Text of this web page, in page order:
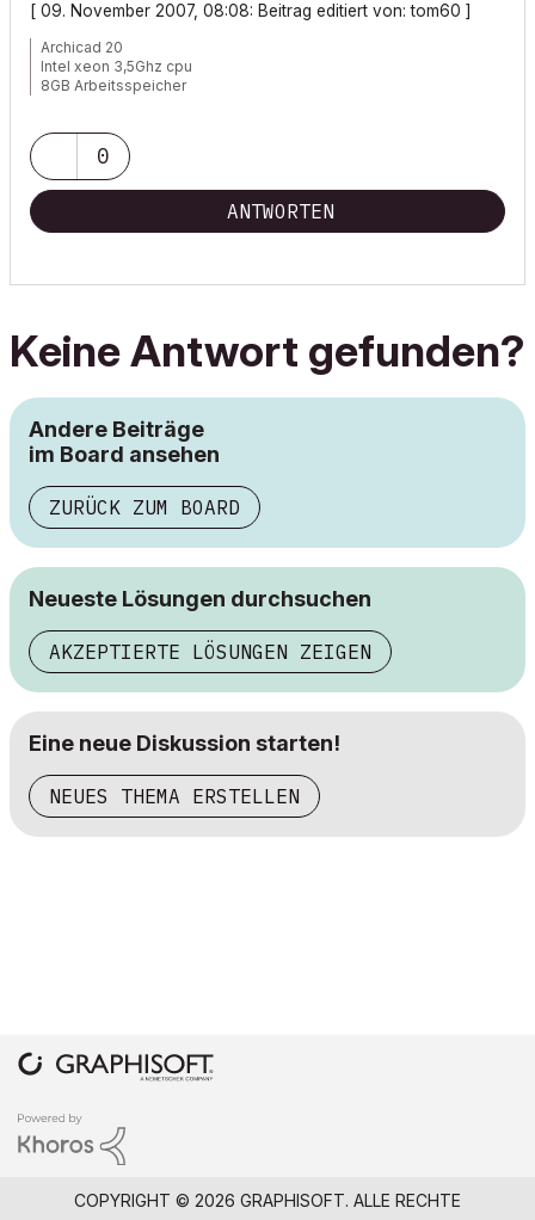
[ 09. November 2007, 08:08: Beitrag editiert von: tom60 ]
Archicad 20
Intel xeon 3,5Ghz cpu
8GB Arbeitsspeicher
0
ANTWORTEN
Keine Antwort gefunden?
Andere Beiträge
im Board ansehen
ZURÜCK ZUM BOARD
Neueste Lösungen durchsuchen
AKZEPTIERTE LÖSUNGEN ZEIGEN
Eine neue Diskussion starten!
NEUES THEMA ERSTELLEN
COPYRIGHT © 2026 GRAPHISOFT. ALLE RECHTE